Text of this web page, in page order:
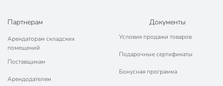
Партнерам
Арендаторам складских
помещений
Поставщикам
Арендодателям
Документы
Условия продажи товаров
Подарочные сертификаты
Бонусная программа